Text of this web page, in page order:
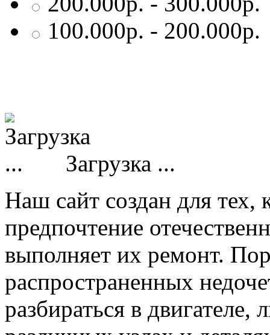
100.000р. - 200.000р.
Загрузка ...
Наш сайт создан для тех,
предпочтение
выполняет их ремонт.
распространенных
разбираться в двигателе,